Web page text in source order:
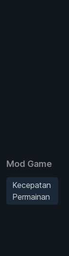
Mod Game
Kecepatan
Permainan